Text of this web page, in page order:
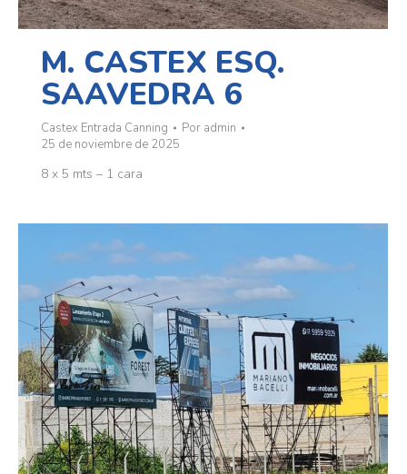
M. CASTEX ESQ.
SAAVEDRA 6
Castex Entrada Canning Por admin
25 de noviembre de 2025
8 x 5 mts – 1 cara